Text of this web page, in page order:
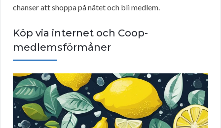
chanser att shoppa på nätet och bli medlem.
Köp via internet och Coop-
medlemsförmåner